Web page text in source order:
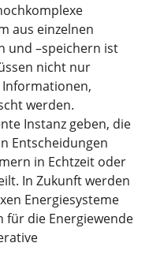
aus einzelnen
und –speichern ist
nicht nur
werden.
Instanz geben, die
Entscheidungen
in Echtzeit oder
In Zukunft werden
Energiesysteme
für die Energiewende